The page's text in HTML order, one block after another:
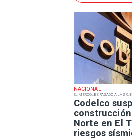
NACIONAL
EL MIÉRCOLES PASADO A LAS
Codelco
Norte en El
riesgos